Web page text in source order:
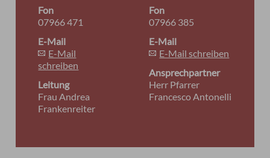
Fon
07966 471
E-Mail
E-Mail
schreiben
Leitung
Frau Andrea
Frankenreiter
Fon
07966 385
E-Mail
E-Mail schreiben
Ansprechpartner
Herr Pfarrer
Francesco Antonelli